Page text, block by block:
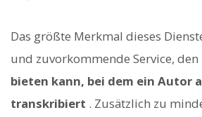
Das größte Merkmal dieses
und zuvorkommende Service,
bieten kann, bei dem ein Autor
transkribiert . Zusätzlich zu